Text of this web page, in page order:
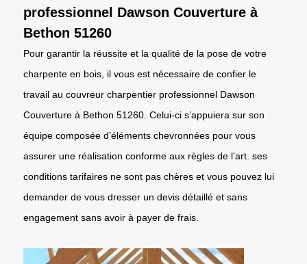
professionnel Dawson Couverture à
Bethon 51260
Pour garantir la réussite et la qualité de la pose de votre
charpente en bois, il vous est nécessaire de confier le
travail au couvreur charpentier professionnel Dawson
Couverture à Bethon 51260. Celui-ci s’appuiera sur son
équipe composée d’éléments chevronnées pour vous
assurer une réalisation conforme aux règles de l’art. ses
conditions tarifaires ne sont pas chères et vous pouvez lui
demander de vous dresser un devis détaillé et sans
engagement sans avoir à payer de frais.